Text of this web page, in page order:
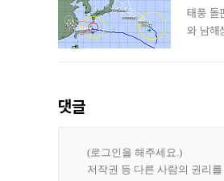
태풍 돌
와 남해
댓글